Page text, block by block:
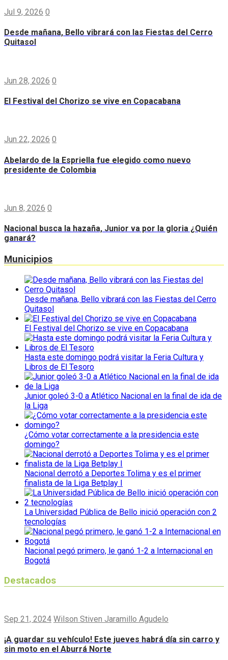
Jul 9, 2026 0
Desde mañana, Bello vibrará con las Fiestas del Cerro
Quitasol
Jun 28, 2026 0
El Festival del Chorizo se vive en Copacabana
Jun 22, 2026 0
Abelardo de la Espriella fue elegido como nuevo
presidente de Colombia
Jun 8, 2026 0
Nacional busca la hazaña, Junior va por la gloria ¿Quién
ganará?
Municipios
Desde mañana, Bello vibrará con las Fiestas del Cerro
Quitasol
El Festival del Chorizo se vive en Copacabana
Hasta este domingo podrá visitar la Feria Cultura y
Libros de El Tesoro
Junior goleó 3-0 a Atlético Nacional en la final de ida de
la Liga
¿Cómo votar correctamente a la presidencia este
domingo?
Nacional derrotó a Deportes Tolima y es el primer
finalista de la Liga Betplay I
La Universidad Pública de Bello inició operación con 2
tecnologías
Nacional pegó primero, le ganó 1-2 a Internacional en
Bogotá
Destacados
Sep 21, 2024 Wilson Stiven Jaramillo Agudelo
¡A guardar su vehículo! Este jueves habrá día sin carro y
sin moto en el Aburrá Norte